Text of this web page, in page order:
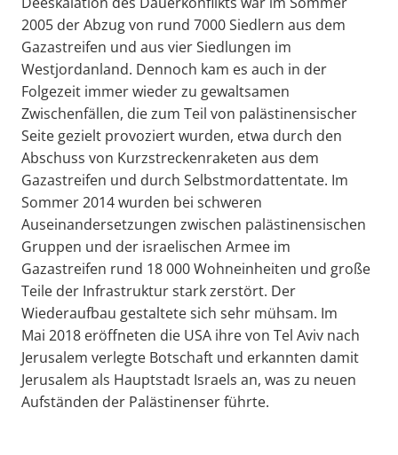
2005 der Abzug von rund 7000 Siedlern aus dem
Gazastreifen und aus vier Siedlungen im
Westjordanland. Dennoch kam es auch in der
Folgezeit immer wieder zu gewaltsamen
Zwischenfällen, die zum Teil von palästinensischer
Seite gezielt provoziert wurden, etwa durch den
Abschuss von Kurzstreckenraketen aus dem
Gazastreifen und durch Selbstmordattentate. Im
Sommer 2014 wurden bei schweren
Auseinandersetzungen zwischen palästinensischen
Gruppen und der israelischen Armee im
Gazastreifen rund 18 000 Wohneinheiten und große
Teile der Infrastruktur stark zerstört. Der
Wiederaufbau gestaltete sich sehr mühsam. Im
Mai 2018 eröffneten die USA ihre von Tel Aviv nach
Jerusalem verlegte Botschaft und erkannten damit
Jerusalem als Hauptstadt Israels an, was zu neuen
Aufständen der Palästinenser führte.